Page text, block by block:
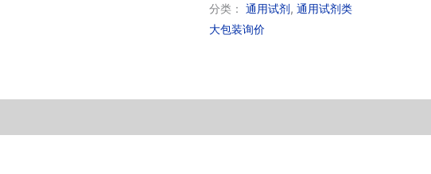
数
量
分类： 通用试剂, 通用试剂类
大包装询价